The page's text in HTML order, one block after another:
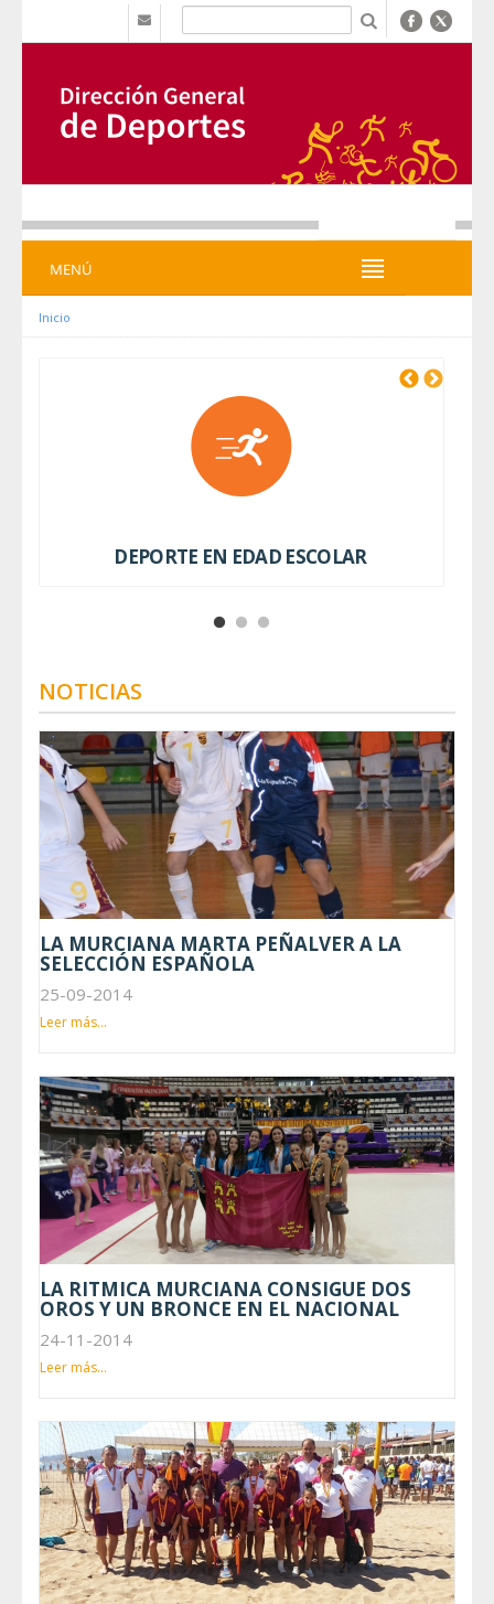
MENÚ
Inicio
DEPORTE EN EDAD ESCOLAR
Previous
NOTICIAS
LA MURCIANA MARTA PEÑALVER A LA
SELECCIÓN ESPAÑOLA
25-09-2014
Leer más...
LA RITMICA MURCIANA CONSIGUE DOS
OROS Y UN BRONCE EN EL NACIONAL
24-11-2014
Leer más...